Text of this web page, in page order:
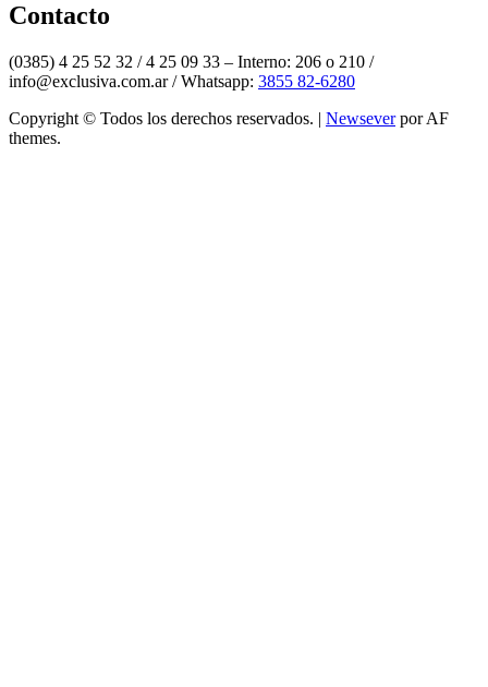
Contacto
(0385) 4 25 52 32 / 4 25 09 33 – Interno: 206 o 210 /
info@exclusiva.com.ar / Whatsapp: 3855 82-6280
Copyright © Todos los derechos reservados. | Newseverpor AF
themes.